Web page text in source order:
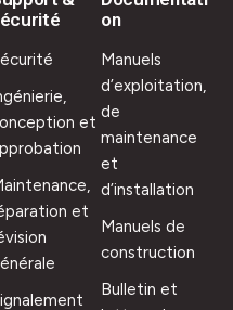
et
et
on
Manuels
d’exploitation,
de
maintenance
et
d’installation
Manuels de
construction
Bulletin et